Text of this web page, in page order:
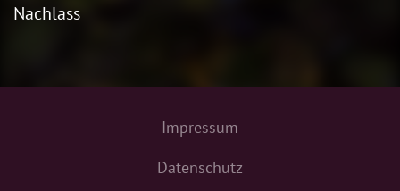
Nachlass
Impressum
Datenschutz